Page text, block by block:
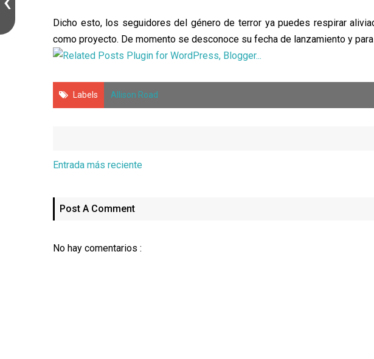
Dicho esto, los seguidores del género de terror ya puedes respirar
como proyecto. De momento se desconoce su fecha de lanzamiento y
Labels Allison Road
Entrada más reciente
Post A Comment
No hay comentarios :